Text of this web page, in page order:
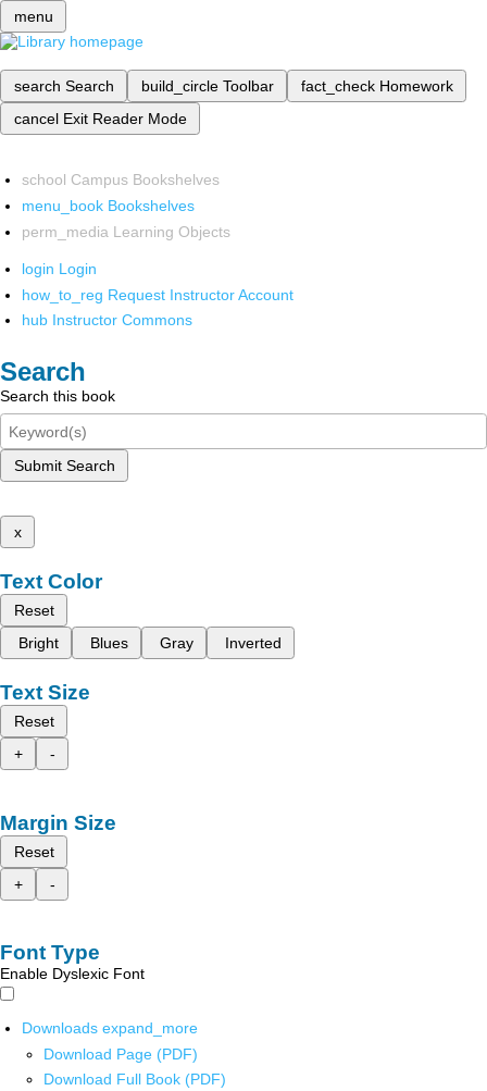
menu
search Search build_circle Toolbar fact_check Homework
cancel Exit Reader Mode
school Campus Bookshelves
menu_book Bookshelves
perm_media Learning Objects
login Login
how_to_reg Request Instructor Account
hub Instructor Commons
Search
Search this book
Submit Search
x
Text Color
Reset
Bright
Blues Gray Inverted
Text Size
Reset
+
-
Margin Size
Reset
+
-
Font Type
Enable Dyslexic Font
Downloads expand_more
Download Page (PDF)
Download Full Book (PDF)